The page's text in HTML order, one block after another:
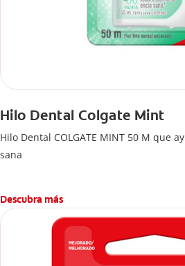
Hilo Dental Colgate Mint
Hilo Dental COLGATE MINT 50 M que
sana
Descubra más